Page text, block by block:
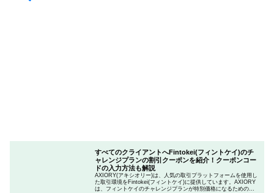
すべてのクライアントへFintokei(フィントケイ)のチ
ャレンジプランの割引クーポンを紹介！クーポンコー
ドの入力方法も解説
AXIORY(アキシオリー)は、人気の取引プラットフォームを使用し
た取引環境をFintokei(フィントケイ)に提供しています。AXIORY
は、フィントケイのチャレンジプランが特別価格になるためのク